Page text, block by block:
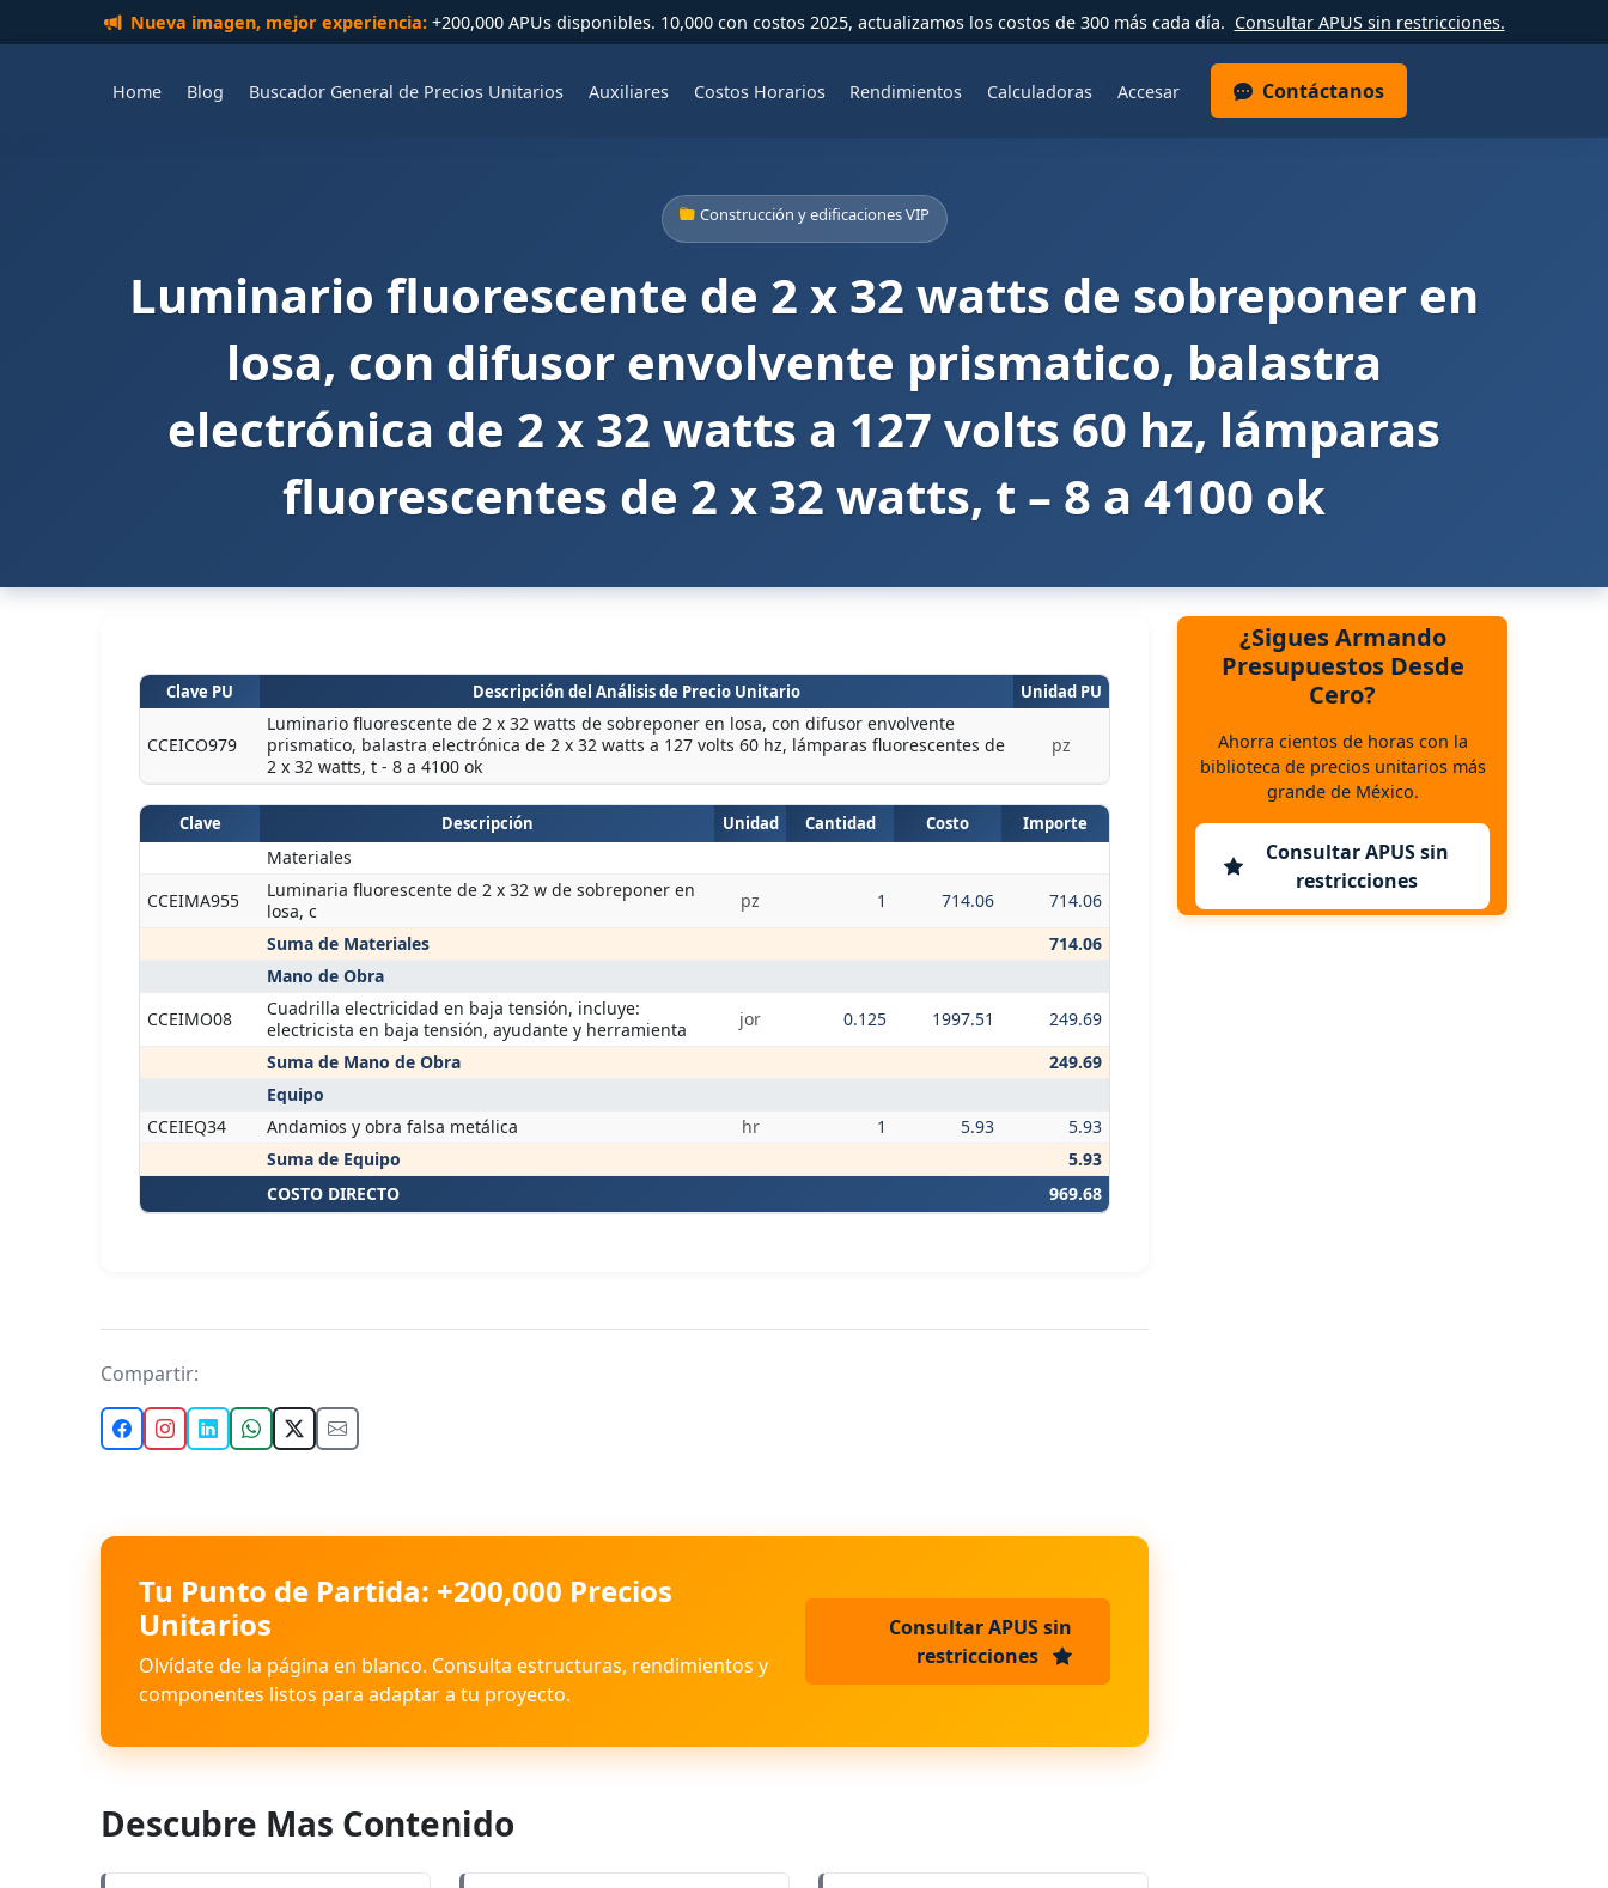
Nueva imagen, mejor experiencia:+200,000 APUs disponibles. 10,000 con costos 2025, actualizamos los costos de 300 más cada día. Consultar APUS sin restricciones.
Home Blog Buscador General de Precios Unitarios Auxiliares Costos Horarios Rendimientos Calculadoras Accesar Contáctanos
Construcción y edificaciones VIP
Luminario fluorescente de 2 x 32 watts de sobreponer en
losa, con difusor envolvente prismatico, balastra
electrónica de 2 x 32 watts a 127 volts 60 hz, lámparas
fluorescentes de 2 x 32 watts, t – 8 a 4100 ok
Clave PU Descripción del Análisis de Precio Unitario Unidad PU
CCEICO979
Luminario fluorescente de 2 x 32 watts de sobreponer en losa, con difusor envolvente
prismatico, balastra electrónica de 2 x 32 watts a 127 volts 60 hz, lámparas fluorescentes de
2 x 32 watts, t - 8 a 4100 ok
pz
Clave Descripción Unidad Cantidad Costo Importe
Materiales
CCEIMA955
Luminaria fluorescente de 2 x 32 w de sobreponer en
losa, c
pz 1 714.06
714.06
Suma de Materiales
714.06
Mano de Obra
CCEIMO08
Cuadrilla electricidad en baja tensión, incluye:
electricista en baja tensión, ayudante y herramienta
jor 0.125 1997.51
249.69
Suma de Mano de Obra
249.69
Equipo
CCEIEQ34
Andamios y obra falsa metálica hr 1 5.93
5.93
Suma de Equipo
5.93
COSTO DIRECTO
969.68
Compartir:
Tu Punto de Partida: +200,000 Precios
Unitarios
Olvídate de la página en blanco. Consulta estructuras, rendimientos y
componentes listos para adaptar a tu proyecto.
Consultar APUS sin
restricciones
Descubre Mas Contenido
¿Sigues Armando
Presupuestos Desde
Cero?
Ahorra cientos de horas con la
biblioteca de precios unitarios más
grande de México.
Consultar APUS sin
restricciones